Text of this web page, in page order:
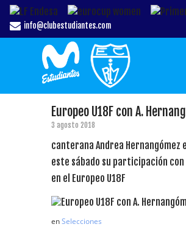
info@clubestudiantes.com
Europeo U18F con A.
3 agosto 2018
canterana Andrea Hernangómez
este sábado su participación con
en el Europeo U18F
enSelecciones